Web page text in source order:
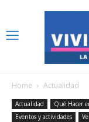
Home Actualidad
Actualidad Qué Hacer
Eventos y actividades